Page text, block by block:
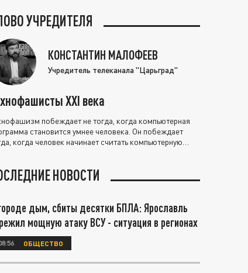
УЧРЕДИТЕЛЯ
КОНСТАНТИН МАЛОФЕЕВ
Учредитель телеканала "Царьград"
XXI века
побеждает не тогда, когда компьютерная
становится умнее человека. Он побеждает
когда человек начинает считать компьютерную
НОВОСТИ
дым, сбиты десятки БПЛА: Ярославль
мощную атаку ВСУ - ситуация в регионах
ОБЩЕСТВО